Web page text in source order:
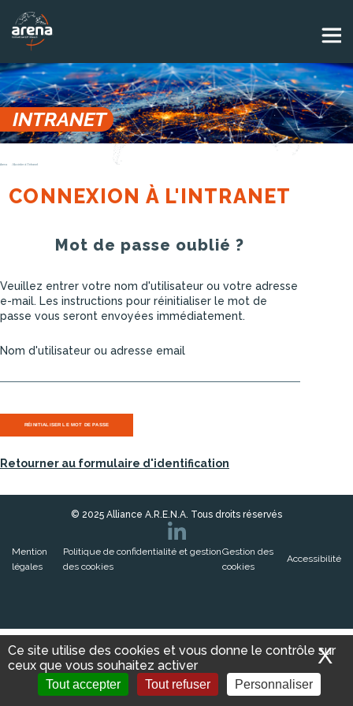
Ce site utilise des cookies et vous donne le contrôle sur
ceux que vous souhaitez activer
Tout accepter Tout refuser Personnaliser
X
ACCÉDER À
L'INTRANET
ACCÉDER AU
E-CATALOGUE
INTRANET
Arena Accèder à l'Intranet
CONNEXION À L'INTRANET
Mot de passe oublié ?
Veuillez entrer votre nom d'utilisateur ou votre adresse
e-mail. Les instructions pour réinitialiser le mot de
passe vous seront envoyées immédiatement.
Nom d'utilisateur ou adresse email
Retourner au formulaire d'identification
© 2025 Alliance A.R.E.N.A. Tous droits réservés
Mention
légales
Politique de confidentialité et gestion
des cookies
Gestion des
cookies
Accessibilité